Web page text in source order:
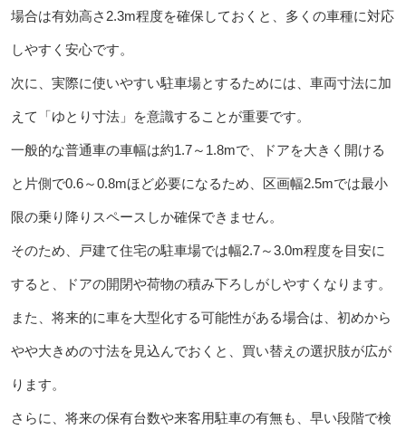
場合は有効高さ2.3m程度を確保しておくと、多くの車種に対応
しやすく安心です。
次に、実際に使いやすい駐車場とするためには、車両寸法に加
えて「ゆとり寸法」を意識することが重要です。
一般的な普通車の車幅は約1.7～1.8mで、ドアを大きく開ける
と片側で0.6～0.8mほど必要になるため、区画幅2.5mでは最小
限の乗り降りスペースしか確保できません。
そのため、戸建て住宅の駐車場では幅2.7～3.0m程度を目安に
すると、ドアの開閉や荷物の積み下ろしがしやすくなります。
また、将来的に車を大型化する可能性がある場合は、初めから
やや大きめの寸法を見込んでおくと、買い替えの選択肢が広が
ります。
さらに、将来の保有台数や来客用駐車の有無も、早い段階で検